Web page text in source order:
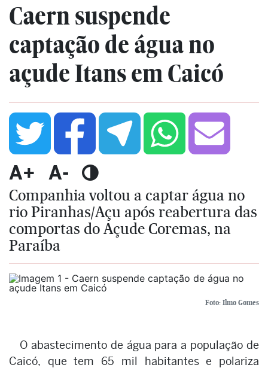
Caern suspende
captação de água no
açude Itans em Caicó
A+ A-
Companhia voltou a captar água no
rio Piranhas/Açu após reabertura das
comportas do Açude Coremas, na
Paraíba
Foto: Ilmo Gomes
O abastecimento de água para a população de
Caicó, que tem 65 mil habitantes e polariza